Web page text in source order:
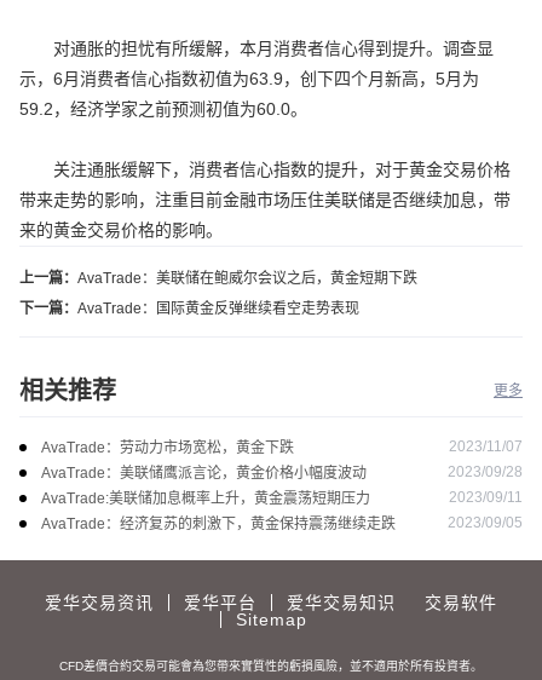
对通胀的担忧有所缓解，本月消费者信心得到提升。调查显
示，6月消费者信心指数初值为63.9，创下四个月新高，5月为
59.2，经济学家之前预测初值为60.0。
关注通胀缓解下，消费者信心指数的提升，对于黄金交易价格
带来走势的影响，注重目前金融市场压住美联储是否继续加息，带
来的黄金交易价格的影响。
上一篇： AvaTrade：美联储在鲍威尔会议之后，黄金短期下跌
下一篇： AvaTrade：国际黄金反弹继续看空走势表现
相关推荐 更多
AvaTrade：劳动力市场宽松，黄金下跌
2023/11/07
AvaTrade：美联储鹰派言论，黄金价格小幅度波动
2023/09/28
AvaTrade:美联储加息概率上升，黄金震荡短期压力
2023/09/11
AvaTrade：经济复苏的刺激下，黄金保持震荡继续走跌
2023/09/05
爱华交易资讯 爱华平台 爱华交易知识
交易软件
Sitemap
CFD差價合約交易可能會為您帶來實質性的虧損風險，並不適用於所有投資者。